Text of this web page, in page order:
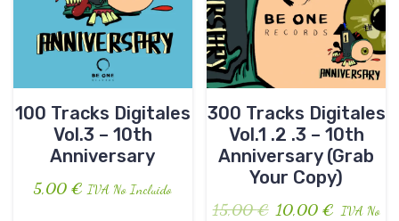
100 Tracks Digitales
Vol.3 – 10th
Anniversary
5,00€ IVA No Incluido
300 Tracks Digitales
Vol.1 .2 .3 – 10th
Anniversary (Grab
Your Copy)
15,00€ 10,00 € IVA No